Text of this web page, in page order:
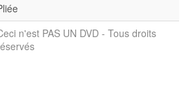
n'est PAS UN DVD - Tous droits